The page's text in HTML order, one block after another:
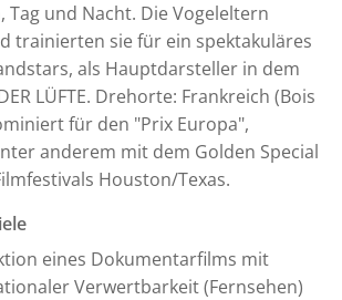
und Nacht. Die Vogeleltern
trainierten sie für ein spektakuläres
als Hauptdarsteller in dem
LÜFTE. Drehorte: Frankreich (Bois
für den "Prix Europa",
anderem mit dem Golden Special
Houston/Texas.
eines Dokumentarfilms mit
Verwertbarkeit (Fernsehen)